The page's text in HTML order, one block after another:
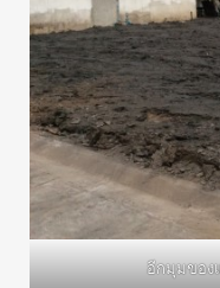
อีกมุมของ